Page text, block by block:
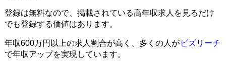
登録は無料なので、掲載されている高年収求人を見るだけ
でも登録する価値はあります。
年収600万円以上の求人割合が高く、多くの人が ビズリーチ
で年収アップを実現しています。